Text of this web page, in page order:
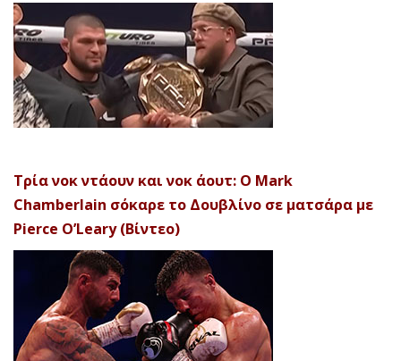
Τρία νοκ ντάουν και νοκ άουτ: Ο Mark
Chamberlain σόκαρε το Δουβλίνο σε ματσάρα με
Pierce O’Leary (Βίντεο)